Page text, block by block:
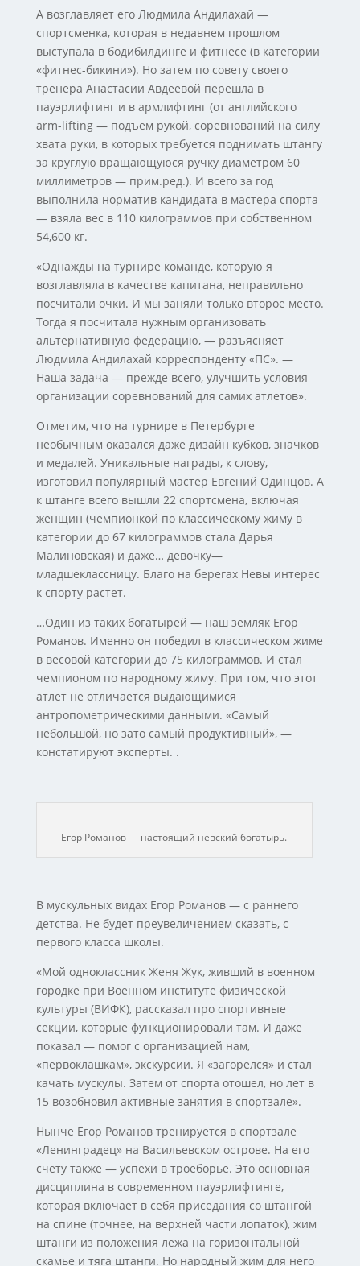
А возглавляет его Людмила Андилахай —
спортсменка, которая в недавнем прошлом
выступала в бодибилдинге и фитнесе (в категории
«фитнес-бикини»). Но затем по совету своего
тренера Анастасии Авдеевой перешла в
пауэрлифтинг и в армлифтинг (от английского
arm-lifting — подъём рукой, соревнований на силу
хвата руки, в которых требуется поднимать штангу
за круглую вращающуюся ручку диаметром 60
миллиметров — прим.ред.). И всего за год
выполнила норматив кандидата в мастера спорта
— взяла вес в 110 килограммов при собственном
54,600 кг.
«Однажды на турнире команде, которую я
возглавляла в качестве капитана, неправильно
посчитали очки. И мы заняли только второе место.
Тогда я посчитала нужным организовать
альтернативную федерацию, — разъясняет
Людмила Андилахай корреспонденту «ПС». —
Наша задача — прежде всего, улучшить условия
организации соревнований для самих атлетов».
Отметим, что на турнире в Петербурге
необычным оказался даже дизайн кубков, значков
и медалей. Уникальные награды, к слову,
изготовил популярный мастер Евгений Одинцов. А
к штанге всего вышли 22 спортсмена, включая
женщин (чемпионкой по классическому жиму в
категории до 67 килограммов стала Дарья
Малиновская) и даже… девочку—
младшеклассницу. Благо на берегах Невы интерес
к спорту растет.
…Один из таких богатырей — наш земляк Егор
Романов. Именно он победил в классическом жиме
в весовой категории до 75 килограммов. И стал
чемпионом по народному жиму. При том, что этот
атлет не отличается выдающимися
антропометрическими данными. «Самый
небольшой, но зато самый продуктивный», —
констатируют эксперты. .
Егор Романов — настоящий невский богатырь.
В мускульных видах Егор Романов — с раннего
детства. Не будет преувеличением сказать, с
первого класса школы.
«Мой одноклассник Женя Жук, живший в военном
городке при Военном институте физической
культуры (ВИФК), рассказал про спортивные
секции, которые функционировали там. И даже
показал — помог с организацией нам,
«первоклашкам», экскурсии. Я «загорелся» и стал
качать мускулы. Затем от спорта отошел, но лет в
15 возобновил активные занятия в спортзале».
Нынче Егор Романов тренируется в спортзале
«Ленинградец» на Васильевском острове. На его
счету также — успехи в троеборье. Это основная
дисциплина в современном пауэрлифтинге,
которая включает в себя приседания со штангой
на спине (точнее, на верхней части лопаток), жим
штанги из положения лёжа на горизонтальной
скамье и тяга штанги. Но народный жим для него